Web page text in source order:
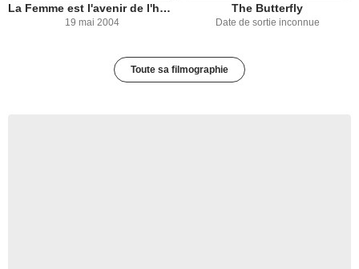
La Femme est l'avenir de l'homme
19 mai 2004
The Butterfly
Date de sortie inconnue
Toute sa filmographie